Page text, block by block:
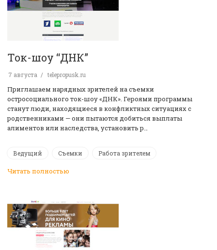
Ток-шоу “ДНК”
7 августа telepropusk.ru
Приглашаем нарядных зрителей на съемки
остросоциального ток-шоу «ДНК». Героями программы
станут люди, находящиеся в конфликтных ситуациях с
родственниками — они пытаются добиться выплаты
алиментов или наследства, установить р…
Ведущий Съемки Работа зрителем
Читать полностью